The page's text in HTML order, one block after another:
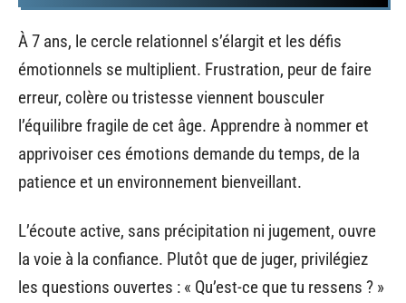
À 7 ans, le cercle relationnel s’élargit et les défis
émotionnels se multiplient. Frustration, peur de faire
erreur, colère ou tristesse viennent bousculer
l’équilibre fragile de cet âge. Apprendre à nommer et
apprivoiser ces émotions demande du temps, de la
patience et un environnement bienveillant.
L’écoute active, sans précipitation ni jugement, ouvre
la voie à la confiance. Plutôt que de juger, privilégiez
les questions ouvertes : « Qu’est-ce que tu ressens ? »